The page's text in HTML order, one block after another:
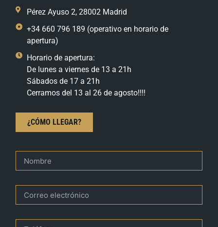
Pérez Ayuso 2, 28002 Madrid
+34 660 796 189 (operativo en horario de
apertura)
Horario de apertura:
De lunes a viernes de 13 a 21h
Sábados de 17 a 21h
Cerramos del 13 al 26 de agosto!!!!
¿CÓMO LLEGAR?